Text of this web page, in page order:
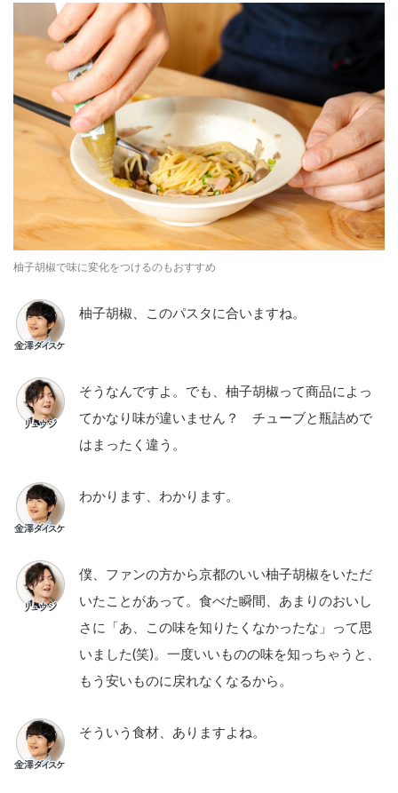
柚子胡椒で味に変化をつけるのもおすすめ
柚子胡椒、このパスタに合いますね。
そうなんですよ。でも、柚子胡椒って商品によっ
てかなり味が違いません？ チューブと瓶詰めで
はまったく違う。
わかります、わかります。
僕、ファンの方から京都のいい柚子胡椒をいただ
いたことがあって。食べた瞬間、あまりのおいし
さに「あ、この味を知りたくなかったな」って思
いました(笑)。一度いいものの味を知っちゃうと、
もう安いものに戻れなくなるから。
そういう食材、ありますよね。